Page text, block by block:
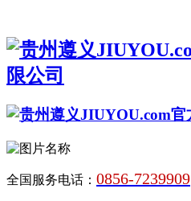
全国服务电话： 0856-7239909